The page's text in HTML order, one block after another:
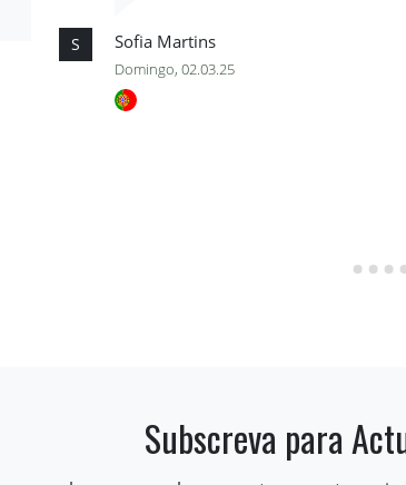
S Sofia Martins
Domingo, 02.03.25
Subscreva para